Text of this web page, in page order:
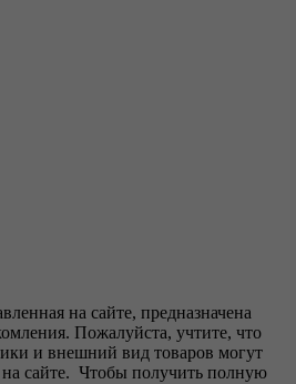
на сайте, предназначена
Пожалуйста, учтите, что
и внешний вид товаров могут
на сайте. Чтобы получить полную